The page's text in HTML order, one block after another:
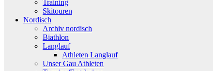
Training
Skitouren
Nordisch
Archiv nordisch
Biathlon
Langlauf
Athleten Langlauf
Unser Gau Athleten